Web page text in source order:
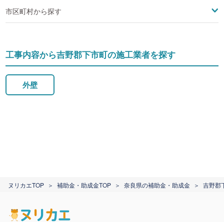
市区町村から探す
工事内容から吉野郡下市町の施工業者を探す
外壁
ヌリカエTOP 補助金・助成金TOP 奈良県の補助金・助成金 吉野郡